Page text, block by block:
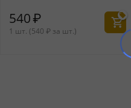
540₽
1 шт. (540 ₽ за шт.)